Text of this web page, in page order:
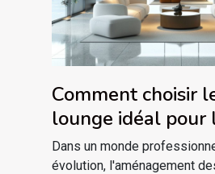
Comment choisir
lounge idéal pour
espaces
Dans un monde
évolution, l'aménagement